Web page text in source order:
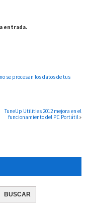
entrada.
se procesan los datos de tus
TuneUp Utilities 2012 mejora en el
funcionamiento del PC Portátil»